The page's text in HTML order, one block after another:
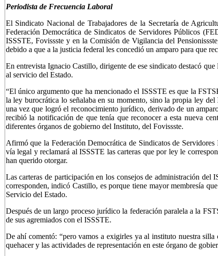
Periodista de Frecuencia Laboral
El Sindicato Nacional de Trabajadores de la Secretaría de
Federación Democrática de Sindicatos de Servidores Públicos
ISSSTE, Fovissste y en la Comisión de Vigilancia del
debido a que a la justicia federal les concedió un amparo para que
En entrevista Ignacio Castillo, dirigente de ese sindicato destacó
al servicio del Estado.
“El único argumento que ha mencionado el ISSSTE es que la
la ley burocrática lo señalaba en su momento, sino la propia ley
una vez que logró el reconocimiento jurídico, derivado de un
recibió la notificación de que tenía que reconocer a esta nueva
diferentes órganos de gobierno del Instituto, del Fovissste.
Afirmó que la Federación Democrática de Sindicatos de
vía legal y reclamará al ISSSTE las carteras que por ley le
han querido otorgar.
Las carteras de participación en los consejos de administración
corresponden, indicó Castillo, es porque tiene mayor membresía
Servicio del Estado.
Después de un largo proceso jurídico la federación paralela a la
de sus agremiados con el ISSSTE.
De ahí comentó: “pero vamos a exigirles ya al instituto nuestra
quehacer y las actividades de representación en este órgano de